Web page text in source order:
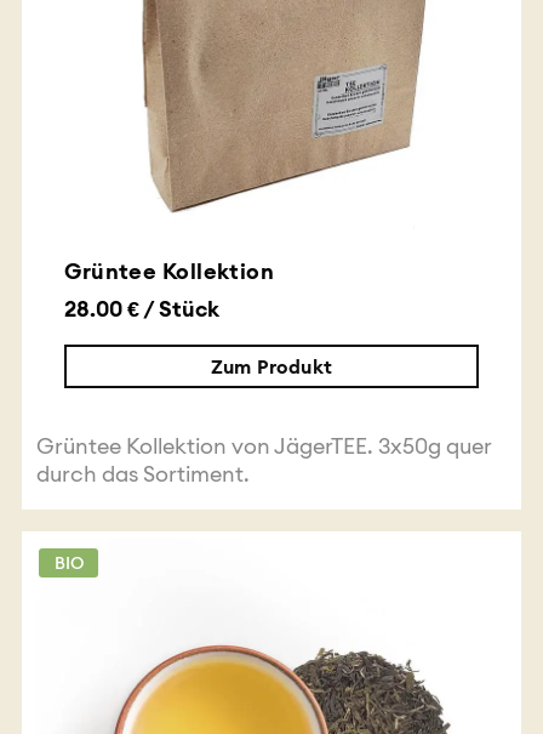
Grüntee Kollektion
28.00 € / Stück
Zum Produkt
Grüntee Kollektion von JägerTEE. 3x50g quer
durch das Sortiment.
BIO